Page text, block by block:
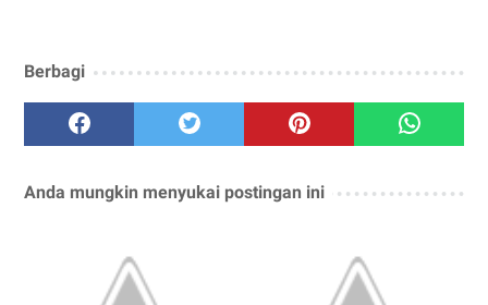
Berbagi
Anda mungkin menyukai postingan ini